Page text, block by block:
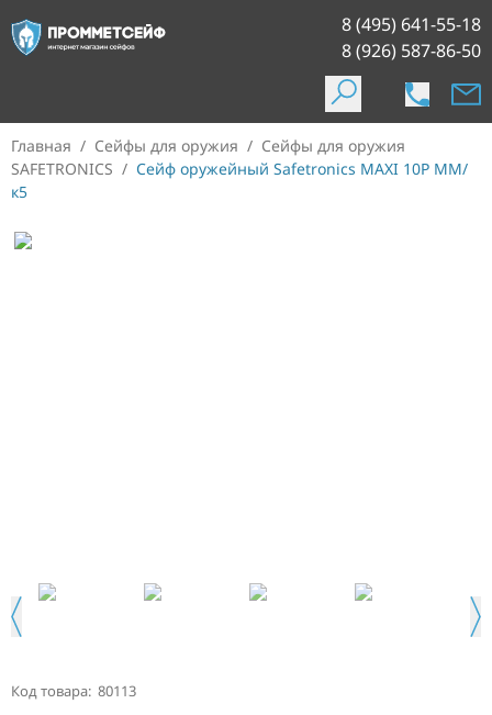
8 (495) 641-55-18
8 (926) 587-86-50
Главная / Сейфы для оружия / Сейфы для оружия
SAFETRONICS / Сейф оружейный Safetronics MAXI 10P MM/
к5
Код товара: 80113